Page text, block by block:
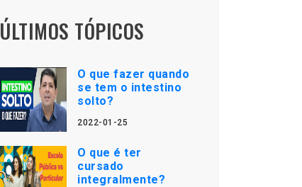
ÚLTIMOS TÓPICOS
O que fazer quando
se tem o intestino
solto?
2022-01-25
O que é ter
cursado
integralmente?